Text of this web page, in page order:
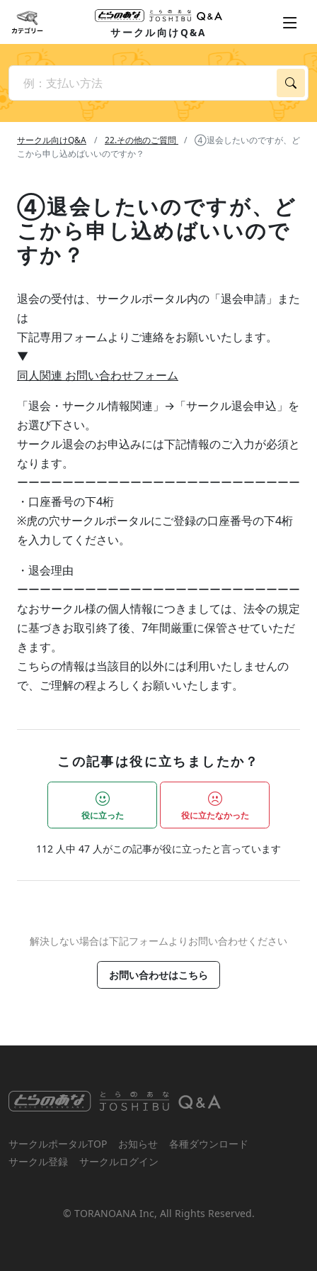
サークル向けQ&A
サークル向けQ&A 22.その他のご質問
④退会したいのですが、ど
こから申し込めばいいのですか？
④退会したいのですが、ど
こから申し込めばいいので
すか？
退会の受付は、サークルポータル内の「退会申請」また
は
下記専用フォームよりご連絡をお願いいたします。
▼
同人関連 お問い合わせフォーム
「退会・サークル情報関連」→「サークル退会申込」を
お選び下さい。
サークル退会のお申込みには下記情報のご入力が必須と
なります。
ーーーーーーーーーーーーーーーーーーーーーーーーー
・口座番号の下4桁
※虎の穴サークルポータルにご登録の口座番号の下4桁
を入力してください。
・退会理由
ーーーーーーーーーーーーーーーーーーーーーーーーー
なおサークル様の個人情報につきましては、法令の規定
に基づきお取引終了後、7年間厳重に保管させていただ
きます。
こちらの情報は当該目的以外には利用いたしませんの
で、ご理解の程よろしくお願いいたします。
この記事は役に立ちましたか？
役に立った 役に立たなかった
112 人中 47 人がこの記事が役に立ったと言っています
解決しない場合は下記フォームよりお問い合わせください
お問い合わせはこちら
サークルポータルTOP お知らせ
各種ダウンロード
サークル登録
サークルログイン
© TORANOANA Inc, All Rights Reserved.